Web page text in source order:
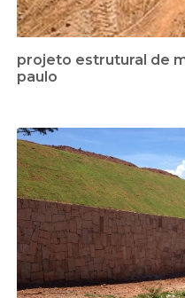
projeto estrutural de
paulo